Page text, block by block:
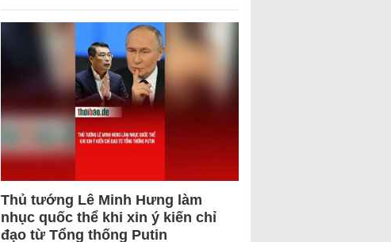
Thủ tướng Lê Minh Hưng làm
nhục quốc thể khi xin ý kiến chỉ
đạo từ Tổng thống Putin